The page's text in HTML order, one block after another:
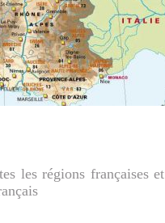
les régions françaises et